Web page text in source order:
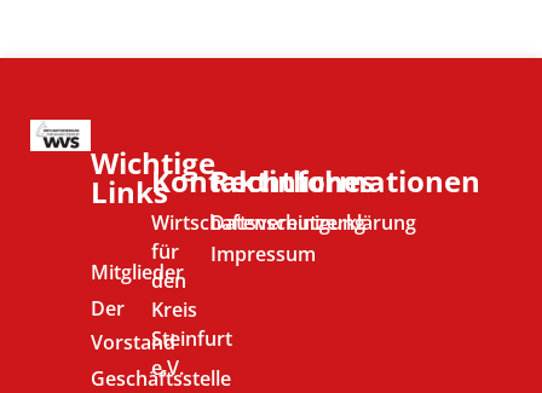
Wichtige
Links
Mitglieder
Der
Vorstand
Geschäftsstelle
Kontaktinformationen
Wirtschaftsvereinigung
für
den
Kreis
Steinfurt
e.V.
Rechtliches
Datenschutzerklärung
Impressum